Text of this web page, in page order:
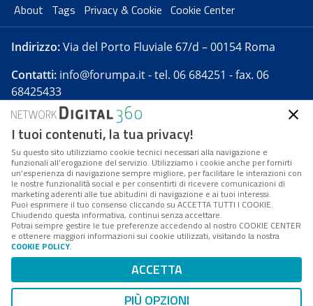
About Tags Privacy & Cookie Cookie Center
Indirizzo:Via del Porto Fluviale 67/d – 00154 Roma
Contatti: info@forumpa.it- tel. 06 684251 - fax. 06
68425433
Forumpa.itè una pubblicazione telematica iscritta
presso Registro della stampa del Tribunale di Roma -
Reg. n. 182 del 2 maggio 2008 - Direttore resp. Michela
Stentella
FPA s.r.l. è società soggetta a Direzione e
Coordinamento da parte di Digital360 S.p.A. - FPA s.r.l.
è un'azienda certificata per il sistema di management
Codice Fiscale/Partita IVA n. 10693191008 - R.E.A. Roma
n. 1249791. ISP AWS
Mappa del sito
I tuoi contenuti, la tua privacy!
Su questo sito utilizziamo cookie tecnici necessari alla navigazione e
funzionali all’erogazione del servizio. Utilizziamo i cookie anche per fornirti
un’esperienza di navigazione sempre migliore, per facilitare le interazioni con
le nostre funzionalità social e per consentirti di ricevere comunicazioni di
marketing aderenti alle tue abitudini di navigazione e ai tuoi interessi.
Puoi esprimere il tuo consenso cliccando su ACCETTA TUTTI I COOKIE.
Chiudendo questa informativa, continui senza accettare.
Potrai sempre gestire le tue preferenze accedendo al nostro COOKIE CENTER
e ottenere maggiori informazioni sui cookie utilizzati, visitando la nostra
COOKIE POLICY.
ACCETTA
PIÙ OPZIONI